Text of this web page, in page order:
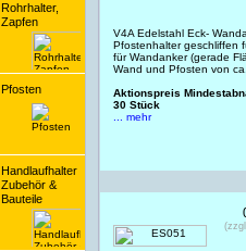
Rohrhalter,
Zapfen
Pfosten
Handlaufhalter
Zubehör &
Bauteile
V4A Edelstahl Eck-
Pfostenhalter geschliffen
für Wandanker (gerade
Wand und Pfosten von
Aktionspreis
30 Stück
... mehr